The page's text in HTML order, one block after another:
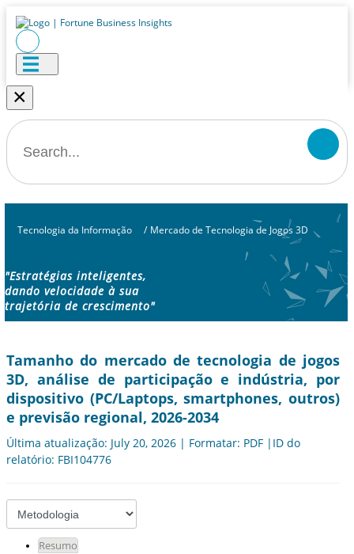
×
Tecnologia da Informação / Mercado de Tecnologia de Jogos 3D
"Estratégias inteligentes,
dando velocidade à sua
trajetória de crescimento"
Tamanho do mercado de tecnologia de jogos
3D, análise de participação e indústria, por
dispositivo (PC/Laptops, smartphones, outros)
e previsão regional, 2026-2034
Última atualização: July 20, 2026 | Formatar: PDF |ID do
relatório: FBI104776
Resumo